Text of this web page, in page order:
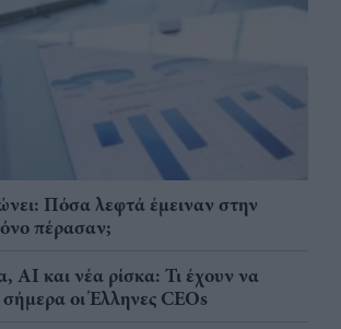
Πόσα λεφτά έμειναν στην
πέρασαν;
AI και νέα ρίσκα: Τι έχουν να
σήμερα οι Έλληνες CEOs